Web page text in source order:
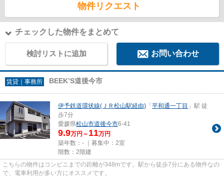
物件リクエスト
チェックした物件をまとめて
検討リストに追加 お問い合わせ
賃貸｜事務所 BEEK’S道後今市
伊予鉄道環状線(ＪＲ松山駅経由) 「 平和通一丁目 」駅 徒
歩7分
愛媛県松山市道後今市6-41
9.9万円～ 11万円
築年数：- ｜募集中： 2室
階数：2階建
こちらの物件はコンビニまでの距離が348mです。駅から徒歩7分にある物件なの
で、電車利用が多い方にオススメです。